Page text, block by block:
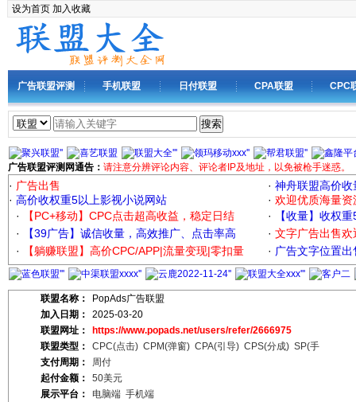
设为首页 加入收藏
广告联盟评测 手机联盟 日付联盟 CPA联盟 CPC
搜索
广告联盟评测网通告： 请注意分辨评论内容、评论者IP及地址，以免被枪手迷惑。
· 广告出售 · 神舟联盟高价收
· 高价收权重5以上影视小说网站 · 欢迎优质海量资
·
【PC+移动】CPC点击超高收益，稳定日结 ·
【收量】收权
·
【39广告】诚信收量，高效推广、点击率高 · 文字广告出售欢
·
【躺赚联盟】高价CPC/APP|流量变现|零扣量 · 广告文字位置
联盟名称：
PopAds广告联盟
加入日期：
2025-03-20
联盟网址：
https://www.popads.net/users/refer/2666975
联盟类型：
CPC(点击) CPM(弹窗) CPA(引导) CPS(分成) SP(手
机) CPV(展示)
支付周期：
周付
起付金额：
50美元
展示平台：
电脑端 手机端